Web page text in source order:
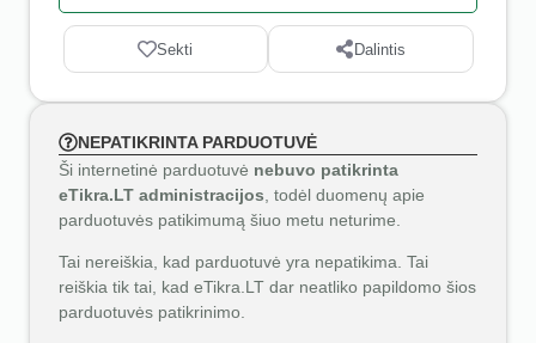
Sekti Dalintis
NEPATIKRINTA PARDUOTUVĖ
Ši internetinė parduotuvė nebuvo patikrinta
eTikra.LT administracijos , todėl duomenų apie
parduotuvės patikimumą šiuo metu neturime.
Tai nereiškia, kad parduotuvė yra nepatikima. Tai
reiškia tik tai, kad eTikra.LT dar neatliko papildomo šios
parduotuvės patikrinimo.